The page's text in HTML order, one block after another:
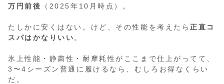
万円前後
（2025年10月時点）。
たしかに安くはない。けど、その性能を考えたら正直コ
スパはかなりいい 。
氷上性能・静粛性・耐摩耗性がここまで仕上がってて、
3〜4シーズン普通に履けるなら、むしろお得なくらい
だ。